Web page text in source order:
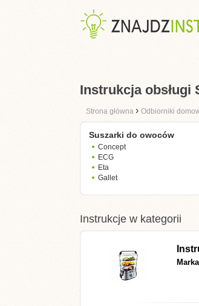
Instrukcja obsługi
Strona główna › Odbiorniki
Suszarki do owoców
Concept
ECG
Eta
Gallet
Instrukcje w kategorii